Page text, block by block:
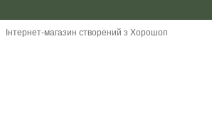
Інтернет-магазин створений з Хорошоп